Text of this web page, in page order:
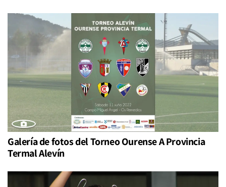
Galería de fotos del Torneo Ourense A Provincia
Termal Alevín